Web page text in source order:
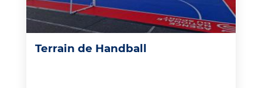
Terrain de Handball